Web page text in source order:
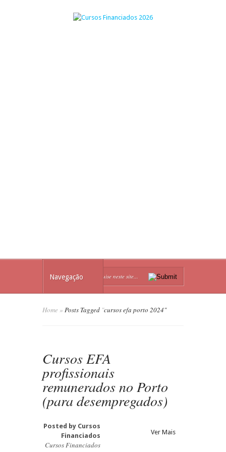
Navegação
Home » Posts Tagged "cursos efa porto 2024"
Cursos EFA
profissionais
remunerados no Porto
(para desempregados)
Posted by Cursos
Financiados
Cursos Financiados
Ver Mais